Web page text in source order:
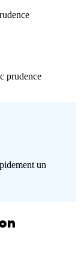
prudence
un